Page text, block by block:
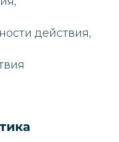
действия,